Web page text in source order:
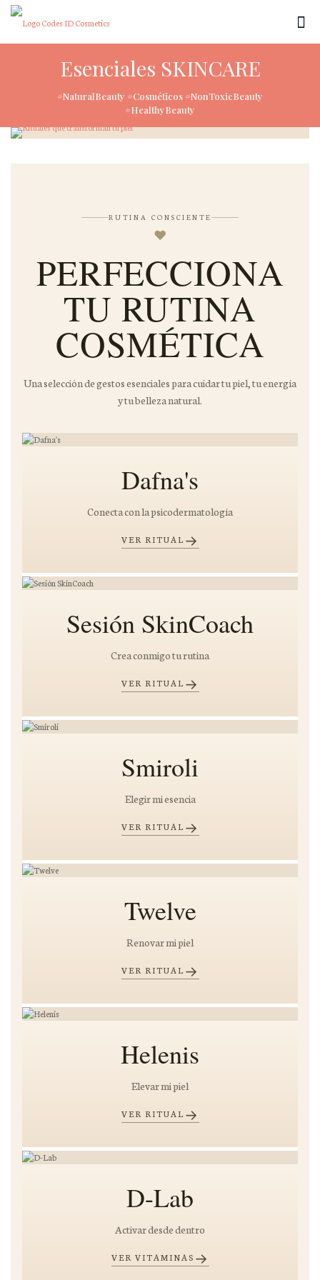
Esenciales SKINCARE
#NaturalBeauty #Cosméticos #NonToxicBeauty
#HealthyBeauty
RUTINA CONSCIENTE
♥
PERFECCIONA
TU RUTINA
COSMÉTICA
Una selección de gestos esenciales para cuidar tu piel, tu energía
y tu belleza natural.
Dafna's
Conecta con la psicodermatología
VER RITUAL →
Sesión SkinCoach
Crea conmigo tu rutina
VER RITUAL →
Smiroli
Elegir mi esencia
VER RITUAL →
Twelve
Renovar mi piel
VER RITUAL →
Helenis
Elevar mi piel
VER RITUAL →
D-Lab
Activar desde dentro
VER VITAMINAS →